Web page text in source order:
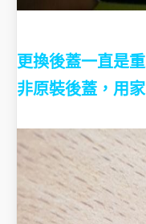
更換後蓋一直是
非原裝後蓋，用